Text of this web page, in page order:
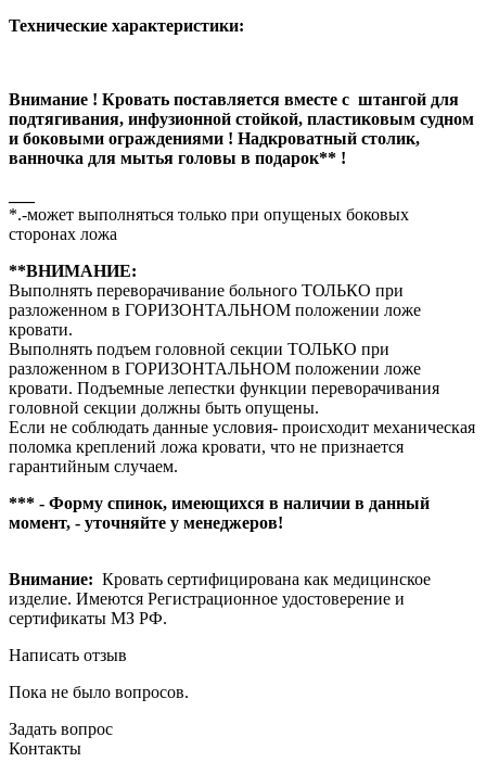
Технические характеристики:
Внимание ! Кровать поставляется вместе с штангой для
подтягивания, инфузионной стойкой, пластиковым судном
и боковыми ограждениями ! Надкроватный столик,
ванночка для мытья головы в подарок** !
*.-может выполняться только при опущеных боковых
сторонах ложа
**ВНИМАНИЕ:
Выполнять переворачивание больного ТОЛЬКО при
разложенном в ГОРИЗОНТАЛЬНОМ положении ложе
кровати.
Выполнять подъем головной секции ТОЛЬКО при
разложенном в ГОРИЗОНТАЛЬНОМ положении ложе
кровати. Подъемные лепестки функции переворачивания
головной секции должны быть опущены.
Если не соблюдать данные условия- происходит механическая
поломка креплений ложа кровати, что не признается
гарантийным случаем.
*** - Форму спинок, имеющихся в наличии в данный
момент, - уточняйте у менеджеров!
Внимание: Кровать сертифицирована как медицинское
изделие. Имеются Регистрационное удостоверение и
сертификаты МЗ РФ.
Написать отзыв
Пока не было вопросов.
Задать вопрос
Контакты